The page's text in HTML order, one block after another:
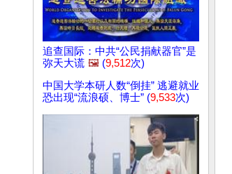
追查国际：中共“公民捐献器官”是
弥天大谎 🖼️ (9,512次)
中国大学本研人数“倒挂” 逃避就业
恐出现“流浪硕、博士” (9,533次)